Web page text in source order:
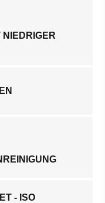
- ISO